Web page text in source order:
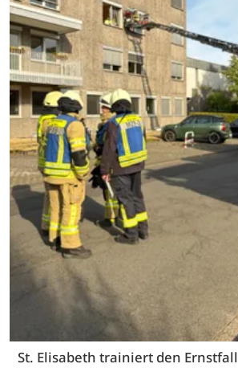
St. Elisabeth trainiert den Ernstfall